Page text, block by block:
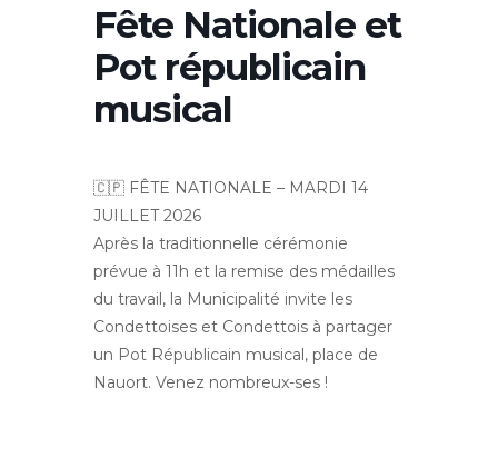
Fête Nationale et
Pot républicain
musical
🇨🇵 FÊTE NATIONALE – MARDI 14
JUILLET 2026
Après la traditionnelle cérémonie
prévue à 11h et la remise des médailles
du travail, la Municipalité invite les
Condettoises et Condettois à partager
un Pot Républicain musical, place de
Nauort. Venez nombreux-ses !